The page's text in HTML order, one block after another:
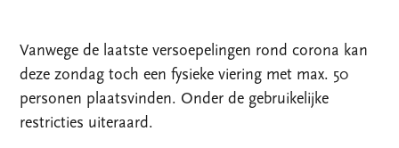
Vanwege de laatste versoepelingen rond corona kan
deze zondag toch een fysieke viering met max. 50
personen plaatsvinden. Onder de gebruikelijke
restricties uiteraard.